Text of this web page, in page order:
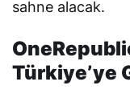
sahne alacak.
Türkiye’ye